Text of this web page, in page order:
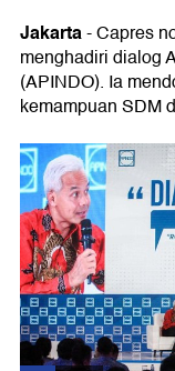
Jakarta- Capres
menghadiri dialog
(APINDO). Ia
kemampuan SDM